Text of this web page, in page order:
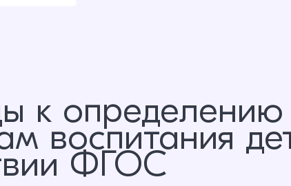
к определению
воспитания
ФГОС